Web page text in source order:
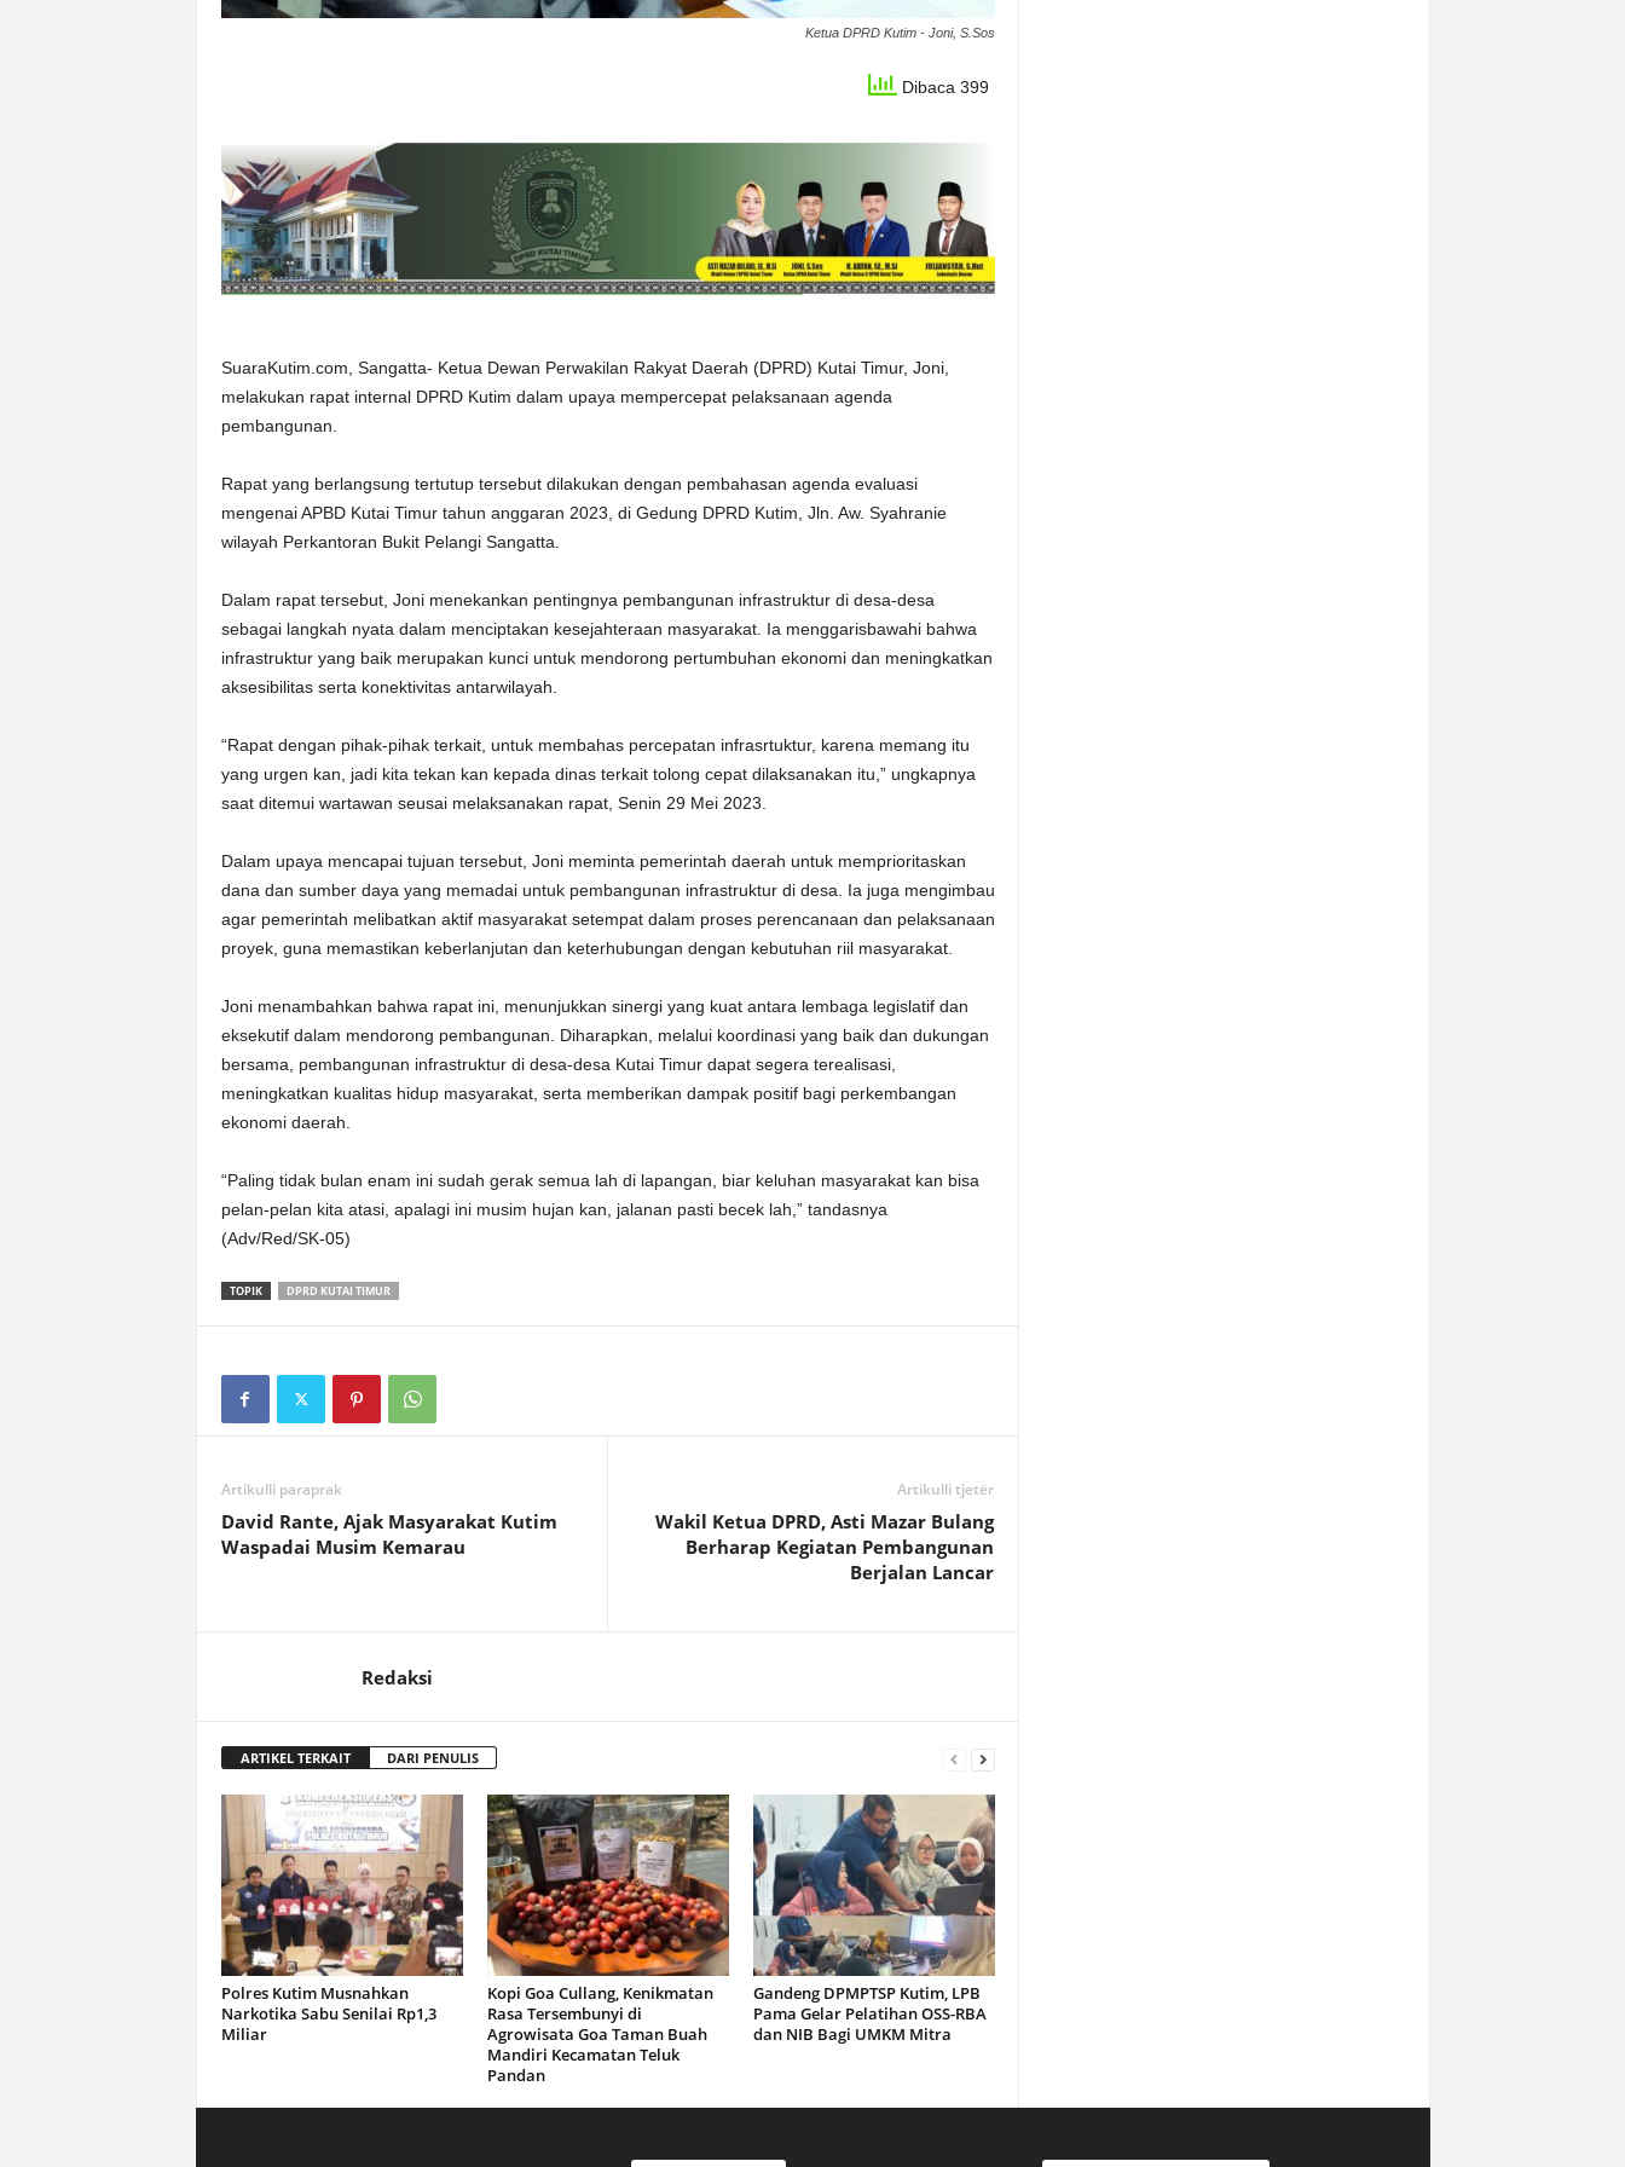
Ketua DPRD Kutim - Joni, S.Sos
Dibaca 399
SuaraKutim.com, Sangatta- Ketua Dewan Perwakilan Rakyat Daerah (DPRD) Kutai Timur, Joni,
melakukan rapat internal DPRD Kutim dalam upaya mempercepat pelaksanaan agenda
pembangunan.
Rapat yang berlangsung tertutup tersebut dilakukan dengan pembahasan agenda evaluasi
mengenai APBD Kutai Timur tahun anggaran 2023, di Gedung DPRD Kutim, Jln. Aw. Syahranie
wilayah Perkantoran Bukit Pelangi Sangatta.
Dalam rapat tersebut, Joni menekankan pentingnya pembangunan infrastruktur di desa-desa
sebagai langkah nyata dalam menciptakan kesejahteraan masyarakat. Ia menggarisbawahi bahwa
infrastruktur yang baik merupakan kunci untuk mendorong pertumbuhan ekonomi dan meningkatkan
aksesibilitas serta konektivitas antarwilayah.
“Rapat dengan pihak-pihak terkait, untuk membahas percepatan infrasrtuktur, karena memang itu
yang urgen kan, jadi kita tekan kan kepada dinas terkait tolong cepat dilaksanakan itu,” ungkapnya
saat ditemui wartawan seusai melaksanakan rapat, Senin 29 Mei 2023.
Dalam upaya mencapai tujuan tersebut, Joni meminta pemerintah daerah untuk memprioritaskan
dana dan sumber daya yang memadai untuk pembangunan infrastruktur di desa. Ia juga mengimbau
agar pemerintah melibatkan aktif masyarakat setempat dalam proses perencanaan dan pelaksanaan
proyek, guna memastikan keberlanjutan dan keterhubungan dengan kebutuhan riil masyarakat.
Joni menambahkan bahwa rapat ini, menunjukkan sinergi yang kuat antara lembaga legislatif dan
eksekutif dalam mendorong pembangunan. Diharapkan, melalui koordinasi yang baik dan dukungan
bersama, pembangunan infrastruktur di desa-desa Kutai Timur dapat segera terealisasi,
meningkatkan kualitas hidup masyarakat, serta memberikan dampak positif bagi perkembangan
ekonomi daerah.
“Paling tidak bulan enam ini sudah gerak semua lah di lapangan, biar keluhan masyarakat kan bisa
pelan-pelan kita atasi, apalagi ini musim hujan kan, jalanan pasti becek lah,” tandasnya
(Adv/Red/SK-05)
TOPIK DPRD KUTAI TIMUR
Artikulli paraprak
David Rante, Ajak Masyarakat Kutim
Waspadai Musim Kemarau
Artikulli tjetër
Wakil Ketua DPRD, Asti Mazar Bulang
Berharap Kegiatan Pembangunan
Berjalan Lancar
Redaksi
ARTIKEL TERKAIT DARI PENULIS
Polres Kutim Musnahkan
Narkotika Sabu Senilai Rp1,3
Miliar
Kopi Goa Cullang, Kenikmatan
Rasa Tersembunyi di
Agrowisata Goa Taman Buah
Mandiri Kecamatan Teluk
Pandan
Gandeng DPMPTSP Kutim, LPB
Pama Gelar Pelatihan OSS-RBA
dan NIB Bagi UMKM Mitra